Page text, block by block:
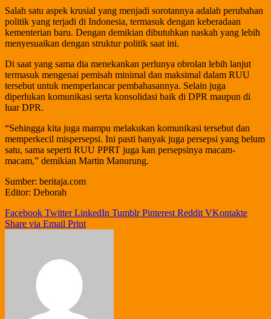
Salah satu aspek krusial yang menjadi sorotannya adalah perubahan
politik yang terjadi di Indonesia, termasuk dengan keberadaan
kementerian baru. Dengan demikian dibutuhkan naskah yang lebih
menyesuaikan dengan struktur politik saat ini.
Di saat yang sama dia menekankan perlunya obrolan lebih lanjut
termasuk mengenai pemisah minimal dan maksimal dalam RUU
tersebut untuk memperlancar pembahasannya. Selain juga
diperlukan komunikasi serta konsolidasi baik di DPR maupun di
luar DPR.
“Sehingga kita juga mampu melakukan komunikasi tersebut dan
memperkecil mispersepsi. Ini pasti banyak juga persepsi yang belum
satu, sama seperti RUU PPRT juga kan persepsinya macam-
macam,” demikian Martin Manurung.
Sumber: beritaja.com
Editor: Deborah
Facebook Twitter LinkedIn Tumblr Pinterest Reddit VKontakte
Share via Email Print